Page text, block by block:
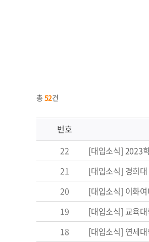
총 52건
번호
22
[대입소식] 2023
21
[대입소식] 경희
20
[대입소식] 이화
19
[대입소식] 교육
18
[대입소식] 연세